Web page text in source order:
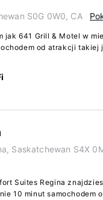
S0G 0W0, CA
jak 641 Grill & Motel w
od atrakcji takiej
Saskatchewan S4X
Suites Regina
10 minut samochodem